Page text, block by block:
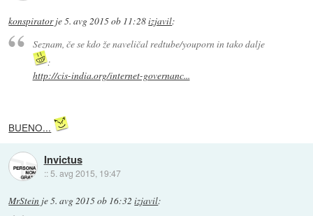
konspiratorje5. avg 2015 ob 11:28izjavil:
Seznam, če se kdo že naveličal redtube/youporn in tako dalje
:
http://cis-india.org/internet-governanc...
BUENO...
Invictus
:: 5. avg 2015, 19:47
MrStein je5. avg 2015 ob 16:32 izjavil: